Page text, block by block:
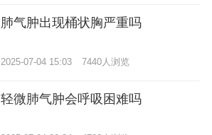
肺气肿出现桶状胸严重吗
2025-07-04 15:03 7440人浏览
轻微肺气肿会呼吸困难吗